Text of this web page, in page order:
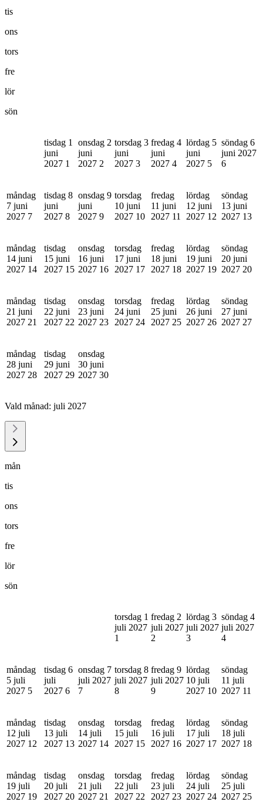
tis
ons
tors
fre
lör
sön
tisdag 1
juni
2027 1
onsdag 2
juni
2027 2
torsdag 3
juni
2027 3
fredag 4
juni
2027 4
lördag 5
juni
2027 5
söndag 6
juni 2027
6
måndag
7 juni
2027 7
tisdag 8
juni
2027 8
onsdag 9
juni
2027 9
torsdag
10 juni
2027 10
fredag
11 juni
2027 11
lördag
12 juni
2027 12
söndag
13 juni
2027 13
måndag
14 juni
2027 14
tisdag
15 juni
2027 15
onsdag
16 juni
2027 16
torsdag
17 juni
2027 17
fredag
18 juni
2027 18
lördag
19 juni
2027 19
söndag
20 juni
2027 20
måndag
21 juni
2027 21
tisdag
22 juni
2027 22
onsdag
23 juni
2027 23
torsdag
24 juni
2027 24
fredag
25 juni
2027 25
lördag
26 juni
2027 26
söndag
27 juni
2027 27
måndag
28 juni
2027 28
tisdag
29 juni
2027 29
onsdag
30 juni
2027 30
Vald månad: juli 2027
mån
tis
ons
tors
fre
lör
sön
torsdag 1
juli 2027
1
fredag 2
juli 2027
2
lördag 3
juli 2027
3
söndag 4
juli 2027
4
måndag
5 juli
2027 5
tisdag 6
juli
2027 6
onsdag 7
juli 2027
7
torsdag 8
juli 2027
8
fredag 9
juli 2027
9
lördag
10 juli
2027 10
söndag
11 juli
2027 11
måndag
12 juli
2027 12
tisdag
13 juli
2027 13
onsdag
14 juli
2027 14
torsdag
15 juli
2027 15
fredag
16 juli
2027 16
lördag
17 juli
2027 17
söndag
18 juli
2027 18
måndag
19 juli
2027 19
tisdag
20 juli
2027 20
onsdag
21 juli
2027 21
torsdag
22 juli
2027 22
fredag
23 juli
2027 23
lördag
24 juli
2027 24
söndag
25 juli
2027 25